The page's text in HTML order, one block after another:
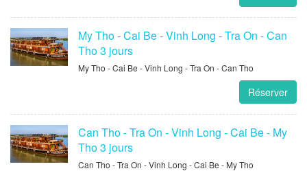
My Tho - Cai Be - Vinh Long - Tra On - Can
Tho 3 jours
My Tho - Cai Be - Vinh Long - Tra On - Can Tho
Réserver
Can Tho - Tra On - Vinh Long - Cai Be - My
Tho 3 jours
Can Tho - Tra On - Vinh Long - Cai Be - My Tho